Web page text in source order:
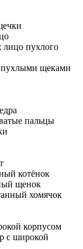
лицо пухлого
щеками
пальцы
котёнок
щенок
хомячок
корпусом
с широкой